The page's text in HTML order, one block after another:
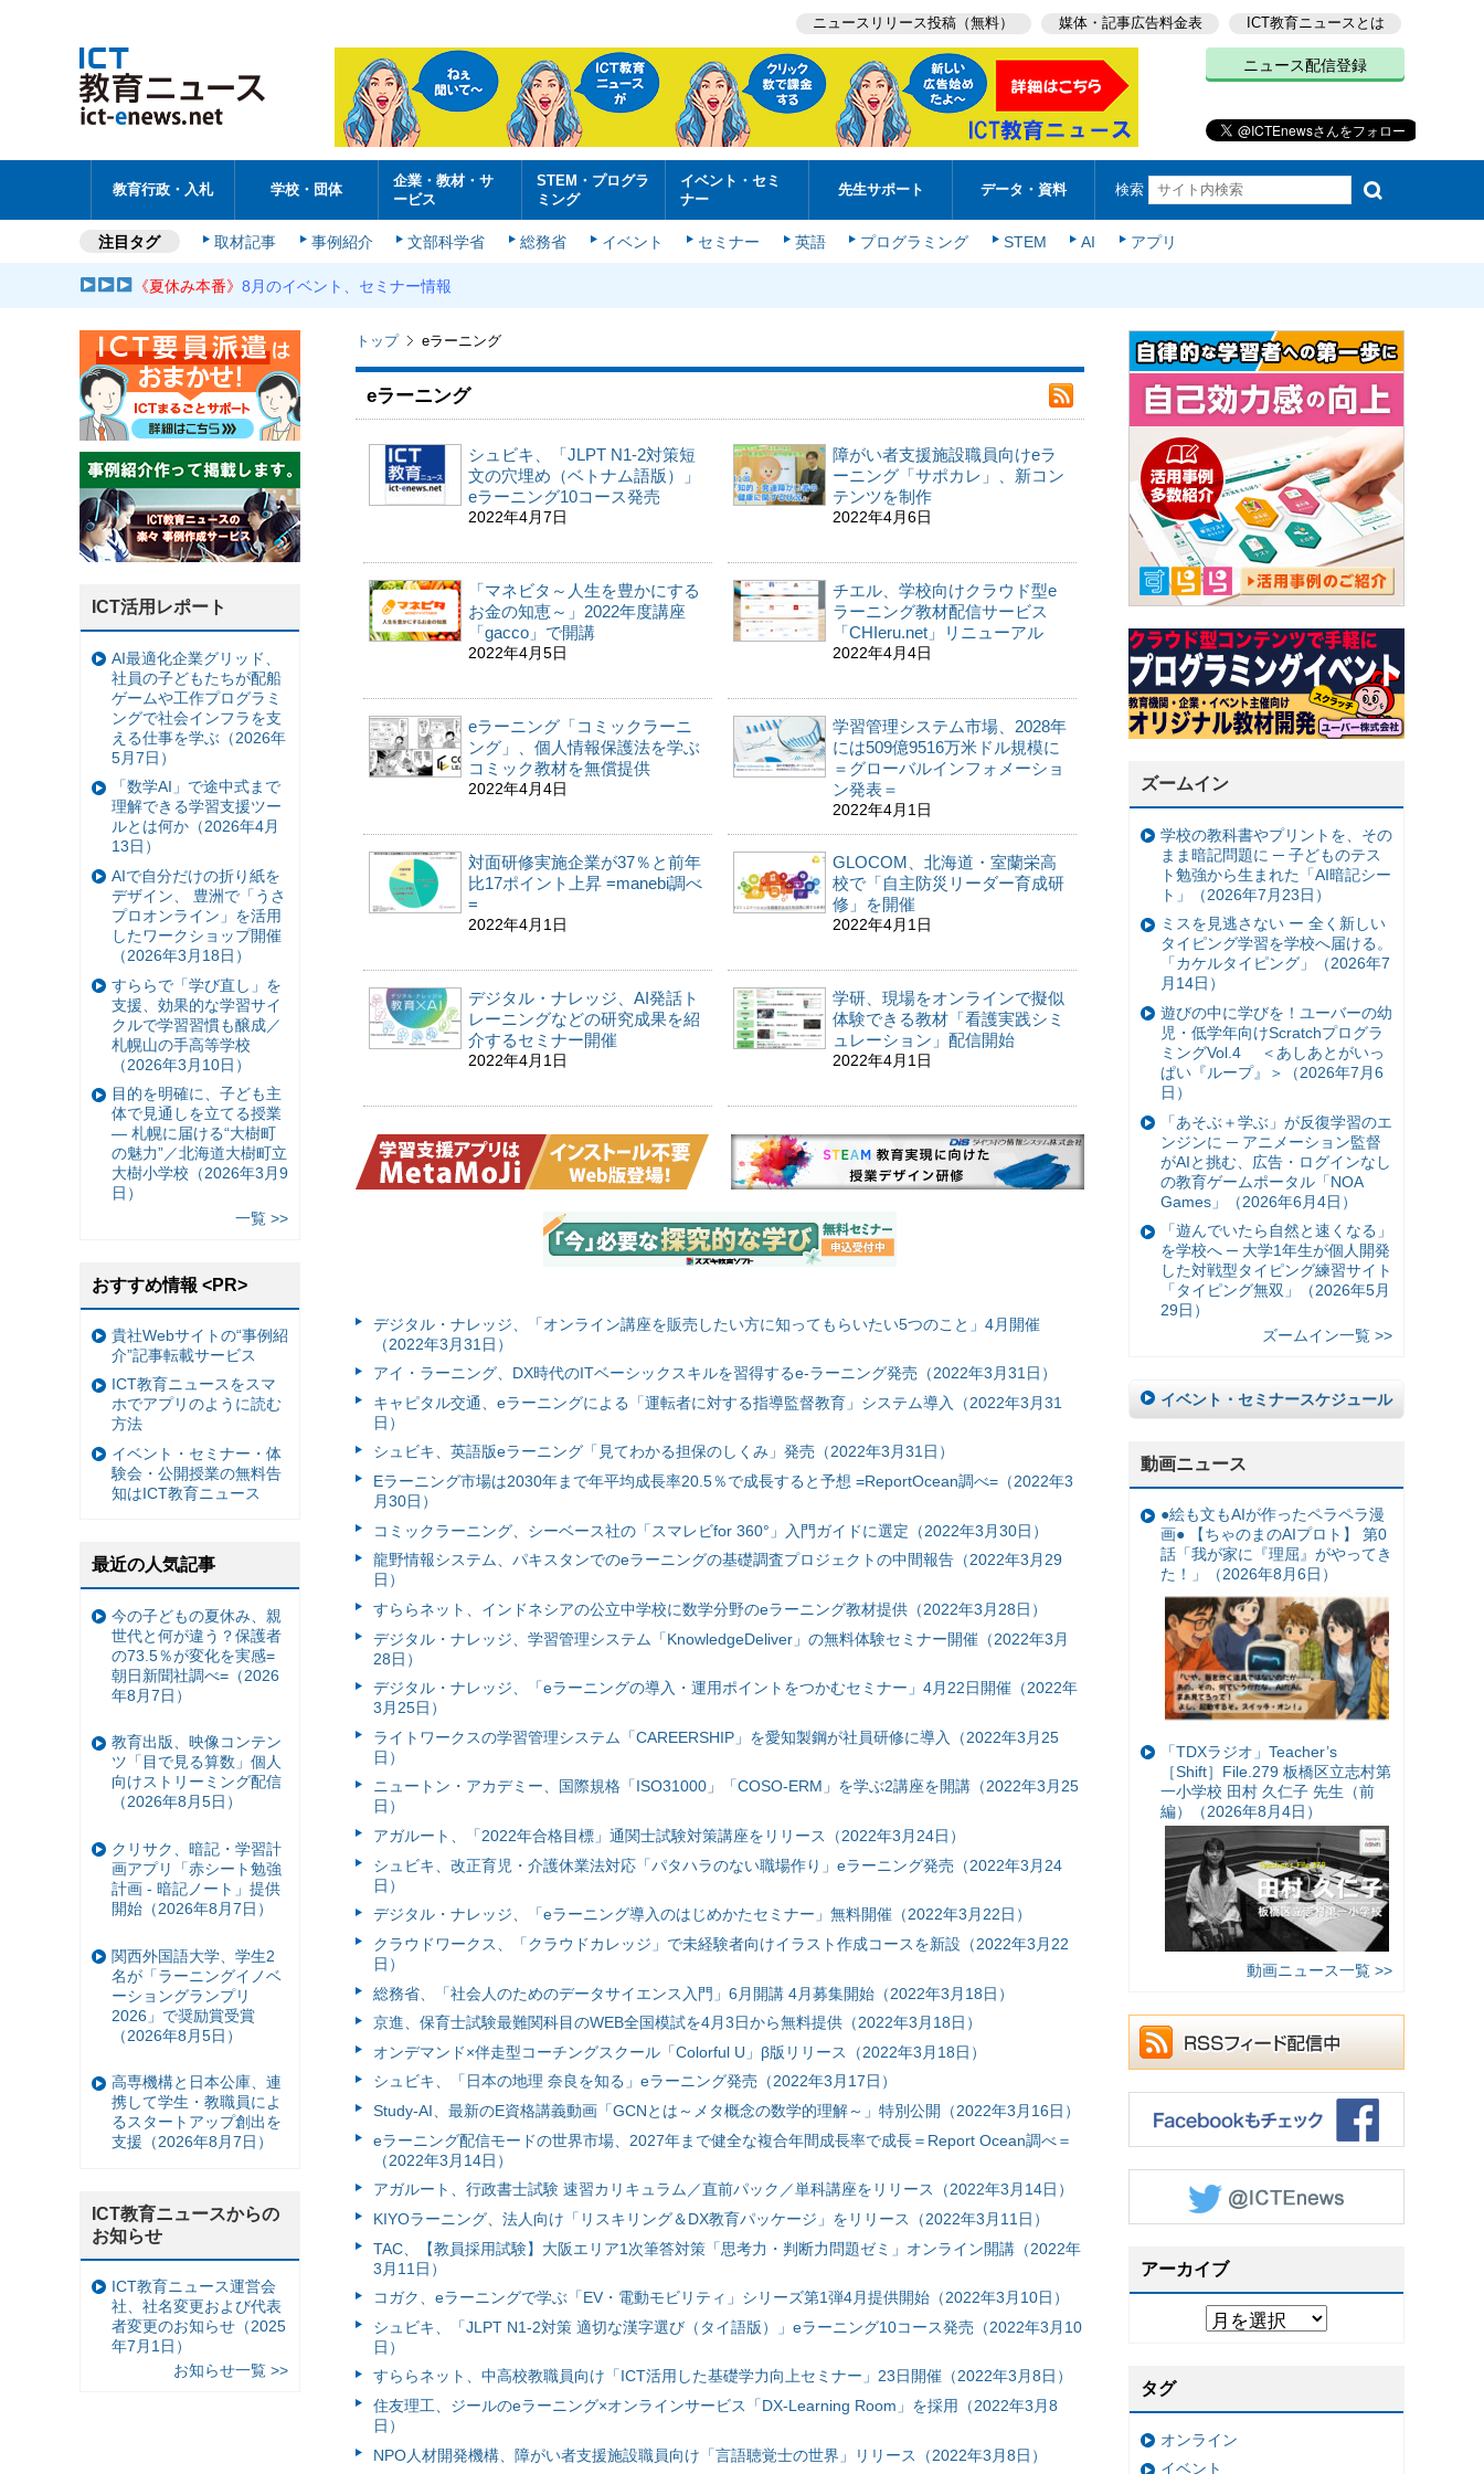
ニュースリリース投稿（無料） 媒体・記事広告料金表 ICT教育ニュースとは
ニュース配信登録
教育行政・入札 学校・団体
企業・教材・サ
ービス
STEM・プログラ
ミング
イベント・セミ
ナー
先生サポート データ・資料 検索
注目タグ 取材記事 事例紹介 文部科学省 総務省 イベント セミナー 英語 プログラミング STEM AI アプリ
《夏休み本番》8月のイベント、セミナー情報
トップ eラーニング
eラーニング
シュビキ、「JLPT N1-2対策短
文の穴埋め（ベトナム語版）」
eラーニング10コース発売
2022年4月7日
障がい者支援施設職員向けeラ
ーニング「サポカレ」、新コン
テンツを制作
2022年4月6日
「マネビタ～人生を豊かにする
お金の知恵～」2022年度講座
「gacco」で開講
2022年4月5日
チエル、学校向けクラウド型e
ラーニング教材配信サービス
「CHIeru.net」リニューアル
2022年4月4日
eラーニング「コミックラーニ
ング」、個人情報保護法を学ぶ
コミック教材を無償提供
2022年4月4日
学習管理システム市場、2028年
には509億9516万米ドル規模に
＝グローバルインフォメーショ
ン発表＝
2022年4月1日
対面研修実施企業が37％と前年
比17ポイント上昇 =manebi調べ
=
2022年4月1日
GLOCOM、北海道・室蘭栄高
校で「自主防災リーダー育成研
修」を開催
2022年4月1日
デジタル・ナレッジ、AI発話ト
レーニングなどの研究成果を紹
介するセミナー開催
2022年4月1日
学研、現場をオンラインで擬似
体験できる教材「看護実践シミ
ュレーション」配信開始
2022年4月1日
デジタル・ナレッジ、「オンライン講座を販売したい方に知ってもらいたい5つのこと」4月開催
（2022年3月31日）
アイ・ラーニング、DX時代のITベーシックスキルを習得するe-ラーニング発売（2022年3月31日）
キャピタル交通、eラーニングによる「運転者に対する指導監督教育」システム導入（2022年3月31
日）
シュビキ、英語版eラーニング「見てわかる担保のしくみ」発売（2022年3月31日）
Eラーニング市場は2030年まで年平均成長率20.5％で成長すると予想 =ReportOcean調べ=（2022年3
月30日）
コミックラーニング、シーベース社の「スマレビfor 360°」入門ガイドに選定（2022年3月30日）
龍野情報システム、パキスタンでのeラーニングの基礎調査プロジェクトの中間報告（2022年3月29
日）
すららネット、インドネシアの公立中学校に数学分野のeラーニング教材提供（2022年3月28日）
デジタル・ナレッジ、学習管理システム「KnowledgeDeliver」の無料体験セミナー開催（2022年3月
28日）
デジタル・ナレッジ、「eラーニングの導入・運用ポイントをつかむセミナー」4月22日開催（2022年
3月25日）
ライトワークスの学習管理システム「CAREERSHIP」を愛知製鋼が社員研修に導入（2022年3月25
日）
ニュートン・アカデミー、国際規格「ISO31000」「COSO-ERM」を学ぶ2講座を開講（2022年3月25
日）
アガルート、「2022年合格目標」通関士試験対策講座をリリース（2022年3月24日）
シュビキ、改正育児・介護休業法対応「パタハラのない職場作り」eラーニング発売（2022年3月24
日）
デジタル・ナレッジ、「eラーニング導入のはじめかたセミナー」無料開催（2022年3月22日）
クラウドワークス、「クラウドカレッジ」で未経験者向けイラスト作成コースを新設（2022年3月22
日）
総務省、「社会人のためのデータサイエンス入門」6月開講 4月募集開始（2022年3月18日）
京進、保育士試験最難関科目のWEB全国模試を4月3日から無料提供（2022年3月18日）
オンデマンド×伴走型コーチングスクール「Colorful U」β版リリース（2022年3月18日）
シュビキ、「日本の地理 奈良を知る」eラーニング発売（2022年3月17日）
Study-AI、最新のE資格講義動画「GCNとは～メタ概念の数学的理解～」特別公開（2022年3月16日）
eラーニング配信モードの世界市場、2027年まで健全な複合年間成長率で成長＝Report Ocean調べ＝
（2022年3月14日）
アガルート、行政書士試験 速習カリキュラム／直前パック／単科講座をリリース（2022年3月14日）
KIYOラーニング、法人向け「リスキリング＆DX教育パッケージ」をリリース（2022年3月11日）
TAC、【教員採用試験】大阪エリア1次筆答対策「思考力・判断力問題ゼミ」オンライン開講（2022年
3月11日）
コガク、eラーニングで学ぶ「EV・電動モビリティ」シリーズ第1弾4月提供開始（2022年3月10日）
シュビキ、「JLPT N1-2対策 適切な漢字選び（タイ語版）」eラーニング10コース発売（2022年3月10
日）
すららネット、中高校教職員向け「ICT活用した基礎学力向上セミナー」23日開催（2022年3月8日）
住友理工、ジールのeラーニング×オンラインサービス「DX-Learning Room」を採用（2022年3月8
日）
NPO人材開発機構、障がい者支援施設職員向け「言語聴覚士の世界」リリース（2022年3月8日）
ズームイン
学校の教科書やプリントを、その
まま暗記問題に ─ 子どものテス
ト勉強から生まれた「AI暗記シー
ト」（2026年7月23日）
ミスを見逃さない ー 全く新しい
タイピング学習を学校へ届ける。
「カケルタイピング」（2026年7
月14日）
遊びの中に学びを！ユーバーの幼
児・低学年向けScratchプログラ
ミングVol.4 ＜あしあとがいっ
ぱい『ループ』＞（2026年7月6
日）
「あそぶ＋学ぶ」が反復学習のエ
ンジンに ─ アニメーション監督
がAIと挑む、広告・ログインなし
の教育ゲームポータル「NOA
Games」（2026年6月4日）
「遊んでいたら自然と速くなる」
を学校へ ─ 大学1年生が個人開発
した対戦型タイピング練習サイト
「タイピング無双」（2026年5月
29日）
ズームイン一覧 >>
イベント・セミナースケジュール
動画ニュース
●絵も文もAIが作ったペラペラ漫
画● 【ちゃのまのAIプロト】 第0
話「我が家に『理屈』がやってき
た！」（2026年8月6日）
「TDXラジオ」Teacher’s
［Shift］File.279 板橋区立志村第
一小学校 田村 久仁子 先生（前
編）（2026年8月4日）
動画ニュース一覧 >>
アーカイブ
タグ
オンライン
イベント
ICT活用レポート
AI最適化企業グリッド、
社員の子どもたちが配船
ゲームや工作プログラミ
ングで社会インフラを支
える仕事を学ぶ（2026年
5月7日）
「数学AI」で途中式まで
理解できる学習支援ツー
ルとは何か（2026年4月
13日）
AIで自分だけの折り紙を
デザイン、 豊洲で「うさ
プロオンライン」を活用
したワークショップ開催
（2026年3月18日）
すららで「学び直し」を
支援、効果的な学習サイ
クルで学習習慣も醸成／
札幌山の手高等学校
（2026年3月10日）
目的を明確に、子ども主
体で見通しを立てる授業
— 札幌に届ける“大樹町
の魅力”／北海道大樹町立
大樹小学校（2026年3月9
日）
一覧 >>
おすすめ情報 <PR>
貴社Webサイトの“事例紹
介”記事転載サービス
ICT教育ニュースをスマ
ホでアプリのように読む
方法
イベント・セミナー・体
験会・公開授業の無料告
知はICT教育ニュース
最近の人気記事
今の子どもの夏休み、親
世代と何が違う？保護者
の73.5％が変化を実感=
朝日新聞社調べ=（2026
年8月7日）
教育出版、映像コンテン
ツ「目で見る算数」個人
向けストリーミング配信
（2026年8月5日）
クリサク、暗記・学習計
画アプリ「赤シート勉強
計画 - 暗記ノート」提供
開始（2026年8月7日）
関西外国語大学、学生2
名が「ラーニングイノベ
ーショングランプリ
2026」で奨励賞受賞
（2026年8月5日）
高専機構と日本公庫、連
携して学生・教職員によ
るスタートアップ創出を
支援（2026年8月7日）
ICT教育ニュースからの
お知らせ
ICT教育ニュース運営会
社、社名変更および代表
者変更のお知らせ（2025
年7月1日）
お知らせ一覧 >>